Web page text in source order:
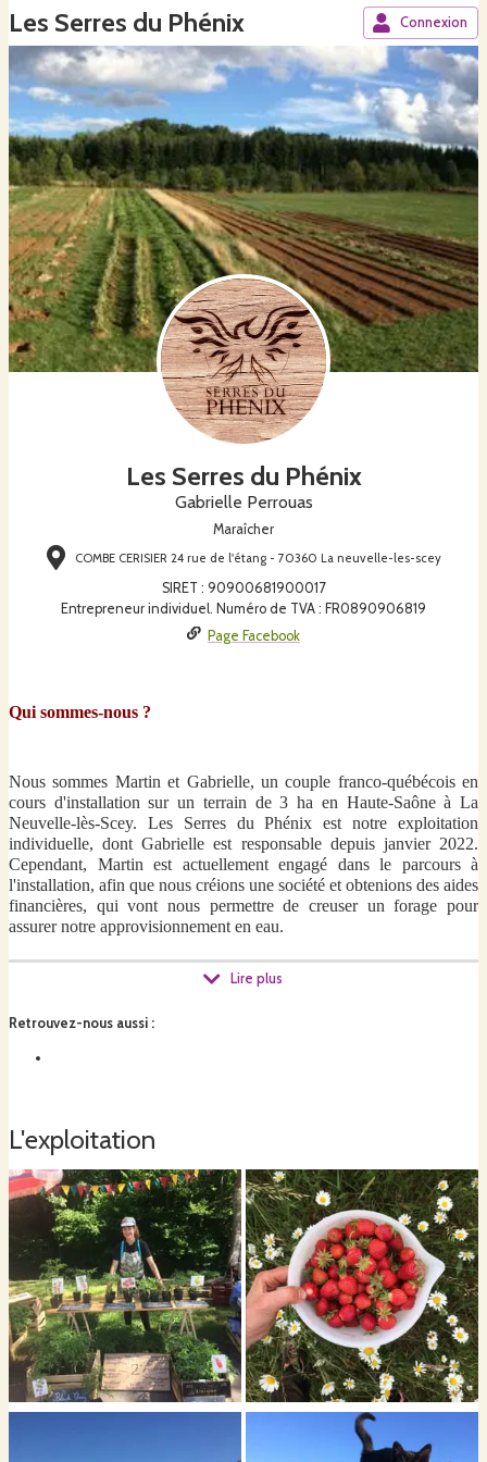
Les Serres du Phénix Connexion
Les Serres du Phénix
Gabrielle Perrouas
Maraîcher
COMBE CERISIER 24 rue de l'étang - 70360 La neuvelle-les-scey
SIRET : 90900681900017
Entrepreneur individuel. Numéro de TVA : FR0890906819
Page Facebook
Qui sommes-nous ?
Nous sommes Martin et Gabrielle, un couple franco-québécois en
cours d'installation sur un terrain de 3 ha en Haute-Saône à La
Neuvelle-lès-Scey. Les Serres du Phénix est notre exploitation
individuelle, dont Gabrielle est responsable depuis janvier 2022.
Cependant, Martin est actuellement engagé dans le parcours à
l'installation, afin que nous créions une société et obtenions des aides
financières, qui vont nous permettre de creuser un forage pour
assurer notre approvisionnement en eau.
Que peut vous offrir notre micro ferme ?
une gamme variée de fruits et légumes curieux et du quotidien
pour vos assiettes ;
des plants potagers et aromatiques pour vos potagers ;
des œufs extra frais certifiés bio.
de l'autocueillette de fraises pour petits et grands *en cours de
développement* !
Lire plus
Retrouvez-nous aussi :
L'exploitation